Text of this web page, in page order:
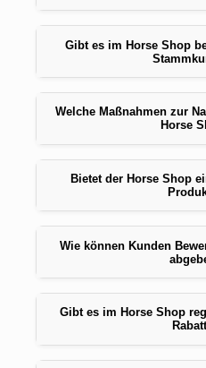
Gibt es im Horse Shop
Welche Maßnahmen zur
Horse
Bietet der Horse Shop
Wie können Kunden
Gibt es im Horse Shop